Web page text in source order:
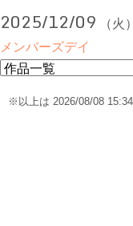
2025/12/09 （火）
メンバーズデイ
※以上は 2026/08/08